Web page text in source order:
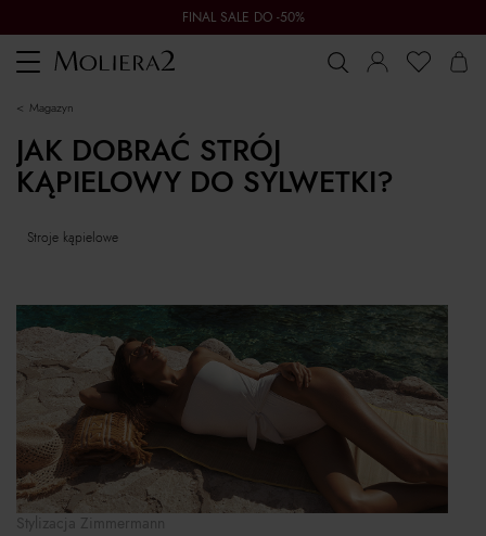
FINAL SALE DO -50%
Toggle
navigation
magazyn
JAK DOBRAĆ STRÓJ
KĄPIELOWY DO SYLWETKI?
stroje kąpielowe
Stylizacja Zimmermann